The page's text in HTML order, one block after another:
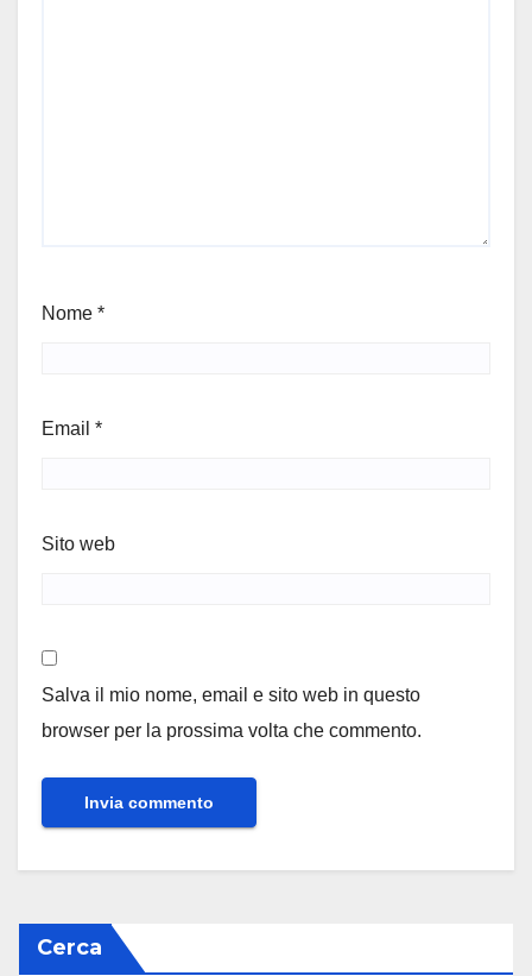
Nome *
Email *
Sito web
Salva il mio nome, email e sito web in questo
browser per la prossima volta che commento.
Cerca